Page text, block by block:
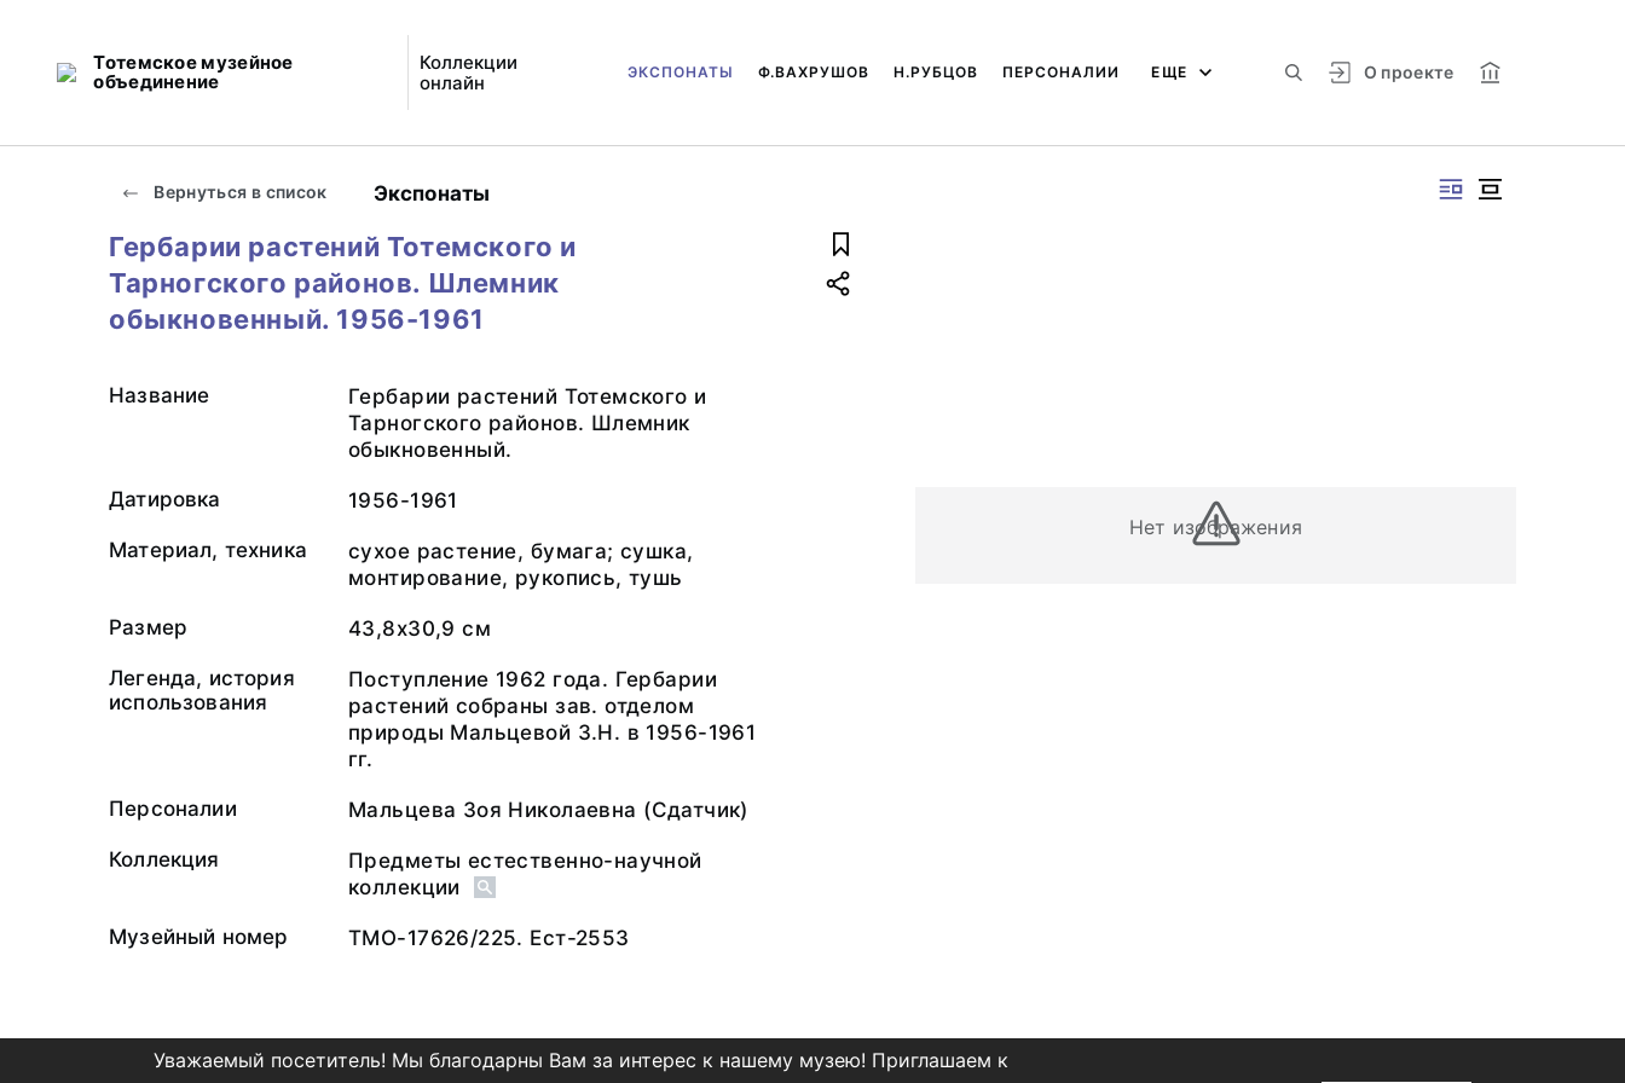
Тотемское музейное
объединение
Коллекции
онлайн
О проекте
ЭКСПОНАТЫ Ф.ВАХРУШОВ Н.РУБЦОВ ПЕРСОНАЛИИ ЕЩЕ
Вернуться в список Экспонаты
Нет изображения
Гербарии растений Тотемского и
Тарногского районов. Шлемник
обыкновенный. 1956-1961
Название
Гербарии растений Тотемского и
Тарногского районов. Шлемник
обыкновенный.
Датировка 1956-1961
Материал, техника
сухое растение, бумага; сушка,
монтирование, рукопись, тушь
Размер 43,8х30,9 см
Легенда, история
использования
Поступление 1962 года. Гербарии
растений собраны зав. отделом
природы Мальцевой З.Н. в 1956-1961
гг.
Персоналии Мальцева Зоя Николаевна (Сдатчик)
Коллекция
Предметы естественно-научной
коллекции
Музейный номер ТМО-17626/225. Ест-2553
Уважаемый посетитель! Мы благодарны Вам за интерес к нашему музею! Приглашаем к